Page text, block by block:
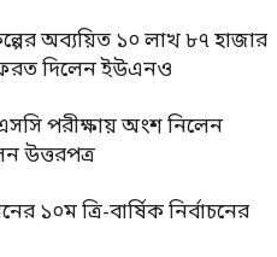
অব্যয়িত ১০ লাখ ৮৭ হাজার
ফেরত দিলেন ইউএনও
পরীক্ষায় অংশ নিলেন
উত্তরপত্র
১০ম ত্রি-বার্ষিক নির্বাচনের